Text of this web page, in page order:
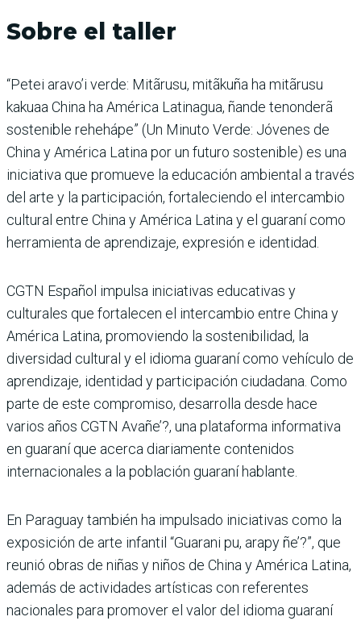
Sobre el taller
“Petei aravo’i verde: Mitãrusu, mitãkuña ha mitãrusu
kakuaa China ha América Latinagua, ñande tenonderã
sostenible rehehápe” (Un Minuto Verde: Jóvenes de
China y América Latina por un futuro sostenible) es una
iniciativa que promueve la educación ambiental a través
del arte y la participación, fortaleciendo el intercambio
cultural entre China y América Latina y el guaraní como
herramienta de aprendizaje, expresión e identidad.
CGTN Español impulsa iniciativas educativas y
culturales que fortalecen el intercambio entre China y
América Latina, promoviendo la sostenibilidad, la
diversidad cultural y el idioma guaraní como vehículo de
aprendizaje, identidad y participación ciudadana. Como
parte de este compromiso, desarrolla desde hace
varios años CGTN Avañe’?, una plataforma informativa
en guaraní que acerca diariamente contenidos
internacionales a la población guaraní hablante.
En Paraguay también ha impulsado iniciativas como la
exposición de arte infantil “Guarani pu, arapy ñe’?”, que
reunió obras de niñas y niños de China y América Latina,
además de actividades artísticas con referentes
nacionales para promover el valor del idioma guaraní